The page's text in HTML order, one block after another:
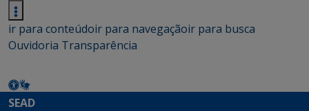
ir para conteúdoir para navegaçãoir para busca
Ouvidoria Transparência
SEAD